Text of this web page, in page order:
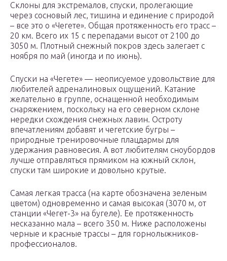
Склоны для экстремалов, спуски, пролегающие
через сосновый лес, тишина и единение с природой
– все это о «Чегете». Общая протяженность его трасс –
20 км. Всего их 15 с перепадами высот от 2100 до
3050 м. Плотный снежный покров здесь залегает с
ноября по май (иногда и по июнь).
Спуски на «Чегете» — неописуемое удовольствие для
любителей адреналиновых ощущений. Катание
желательно в группе, оснащенной необходимым
снаряжением, поскольку на его северном склоне
нередки схождения снежных лавин. Остроту
впечатлениям добавят и чегетские бугры –
природные тренировочные плацдармы для
удержания равновесия. А вот любителям сноубордов
лучше отправляться прямиком на южный склон,
спуски там широкие и довольно крутые.
Самая легкая трасса (на карте обозначена зеленым
цветом) одновременно и самая высокая (3070 м, от
станции «Чегет-3» на бугеле). Ее протяженность
несказанно мала – всего 350 м. Ниже расположены
черные и красные трассы – для горнолыжников-
профессионалов.